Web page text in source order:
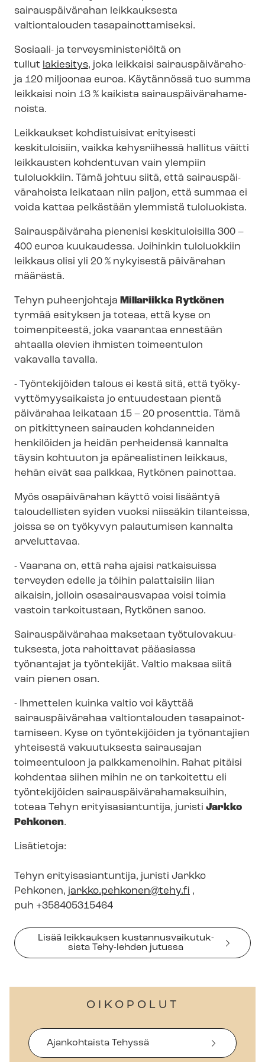
sairauspäivärahan leikkauksesta
valtiontalouden ta­sa­pai­not­ta­mi­sek­si.
Sosiaali- ja ter­veys­mi­nis­te­riöl­tä on
tullut lakiesitys, joka leikkaisi sai­raus­päi­vä­ra­ho­
ja 120 miljoonaa euroa. Käytännössä tuo summa
leikkaisi noin 13 % kaikista sai­raus­päi­vä­ra­ha­me­
nois­ta.
Leikkaukset kohdistuisivat erityisesti
keskituloisiin, vaikka kehysriihessä hallitus väitti
leikkausten kohdentuvan vain ylempiin
tuloluokkiin. Tämä johtuu siitä, että sai­raus­päi­
vä­ra­hois­ta leikataan niin paljon, että summaa ei
voida kattaa pelkästään ylemmistä tuloluokista.
Sairauspäiväraha pienenisi keskituloisilla 300 –
400 euroa kuukaudessa. Joihinkin tuloluokkiin
leikkaus olisi yli 20 % nykyisestä päivärahan
määrästä.
Tehyn puheenjohtaja Millariikka Rytkönen
tyrmää esityksen ja toteaa, että kyse on
toimenpiteestä, joka vaarantaa ennestään
ahtaalla olevien ihmisten toimeentulon
vakavalla tavalla.
- Työntekijöiden talous ei kestä sitä, että työ­ky­
vyt­tö­myy­sai­kais­ta jo entuudestaan pientä
päivärahaa leikataan 15 – 20 prosenttia. Tämä
on pitkittyneen sairauden kohdanneiden
henkilöiden ja heidän perheidensä kannalta
täysin kohtuuton ja epärealistinen leikkaus,
hehän eivät saa palkkaa, Rytkönen painottaa.
Myös osapäivärahan käyttö voisi lisääntyä
taloudellisten syiden vuoksi niissäkin tilanteissa,
joissa se on työkyvyn palautumisen kannalta
arveluttavaa.
- Vaarana on, että raha ajaisi ratkaisuissa
terveyden edelle ja töihin palattaisiin liian
aikaisin, jolloin osasairausvapaa voisi toimia
vastoin tarkoitustaan, Rytkönen sanoo.
Sairauspäivärahaa maksetaan työ­tu­lo­va­kuu­
tuk­ses­ta, jota rahoittavat pääasiassa
työnantajat ja työntekijät. Valtio maksaa siitä
vain pienen osan.
- Ihmettelen kuinka valtio voi käyttää
sairauspäivärahaa valtiontalouden ta­sa­pai­not­
ta­mi­seen. Kyse on työntekijöiden ja työnantajien
yhteisestä vakuutuksesta sairausajan
toimeentuloon ja palkkamenoihin. Rahat pitäisi
kohdentaa siihen mihin ne on tarkoitettu eli
työntekijöiden sai­raus­päi­vä­ra­ha­mak­sui­hin,
toteaa Tehyn eri­tyis­asian­tun­ti­ja, juristi Jarkko
Pehkonen.
Lisätietoja:
Tehyn eri­tyis­asian­tun­ti­ja, juristi Jarkko
Pehkonen, jarkko.pehkonen@tehy.fi ,
puh +358405315464
Lisää leikkauksen kus­tan­nus­vai­ku­tuk­
sis­ta Tehy-lehden jutussa
OIKOPOLUT
Ajankohtaista Tehyssä